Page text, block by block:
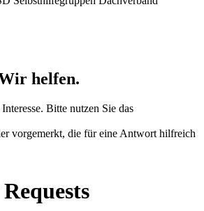
helfen.
Bitte nutzen Sie das
vorgemerkt, die für eine Antwort hilfreich